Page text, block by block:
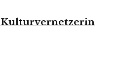
Kulturvernetzerin